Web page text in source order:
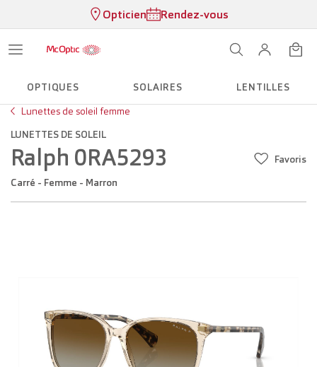
Opticien Rendez-vous
OPTIQUES SOLAIRES
LENTILLES
Lunettes de soleil femme
LUNETTES DE SOLEIL
Ralph 0RA5293
Carré - Femme - Marron
Favoris